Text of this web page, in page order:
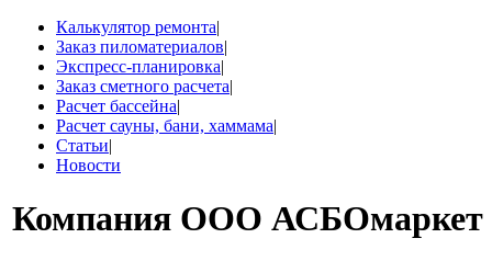
Калькулятор ремонта|
Заказ пиломатериалов|
Экспресс-планировка|
Заказ сметного расчета|
Расчет бассейна|
Расчет сауны, бани, хаммама|
Статьи|
Новости
Компания ООО АСБОмаркет